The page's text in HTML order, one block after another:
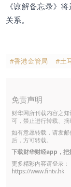
《谅解备忘录》
关系。
#香港金管局 #土
免责声明
财华网所刊载内容之
可，禁止进行转载、摘
如有意愿转载，请发邮
后，方可转载。
下载财华财经app，把
更多精彩内容请登录
https://www.fintv.hk